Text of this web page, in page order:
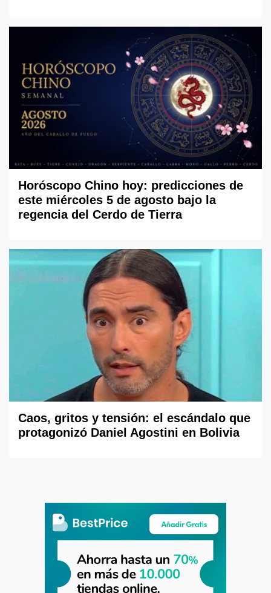
Horóscopo Chino hoy: predicciones de
este miércoles 5 de agosto bajo la
regencia del Cerdo de Tierra
Caos, gritos y tensión: el escándalo que
protagonizó Daniel Agostini en Bolivia